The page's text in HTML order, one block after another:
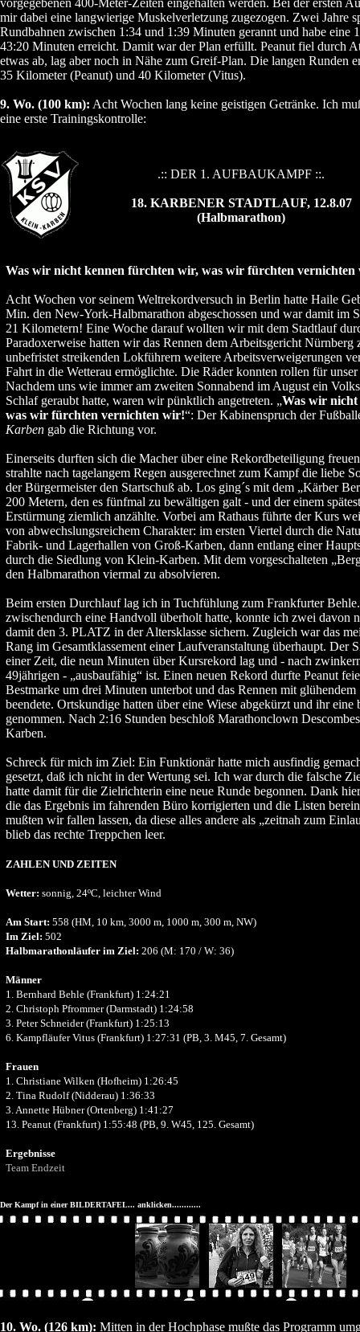
vorgegebenen 400-Meter-Zeiten eingehalten werden. Bei der ersten
mir dabei eine langwierige Muskelverletzung zugezogen. Zwei Jahre
Rundbahnen zwischen 1:34 und 1:39 Minuten gerannt und habe eine
43:20 Minuten erreicht. Damit war der Plan erfüllt. Peanut fiel durch
etwas ab, lag aber noch in Nähe zum Greif-Plan. Die langen Runden
35 Kilometer (Peanut) und 40 Kilometer (Vitus).
9. Wo. (100 km): Acht Wochen lang keine geistigen Getränke. Ich
eine erste Trainingskontrolle:
.:: DER 1. AUFBAUKAMPF ::.
18. KARBENER STADTLAUF, 12.8.07
(Halbmarathon)
Was wir nicht kennen fürchten wir, was wir fürchten
Acht Wochen vor seinem Weltrekordversuch in Berlin hatte Haile
Min. den New-York-Halbmarathon abgeschossen und war damit im
21 Kilometern! Eine Woche darauf wollten wir mit dem Stadtlauf
Paradoxerweise hatten wir das Rennen dem Arbeitsgericht Nürnberg
unbefristet streikenden Lokführern weitere Arbeitsverweigerungen
Fahrt in die Wetterau ermöglichte. Die Räder konnten rollen für
Nachdem uns wie immer am zweiten Sonnabend im August ein
Schlaf geraubt hatte, waren wir pünktlich angetreten. „Was wir
was wir fürchten vernichten wir!“: Der Kabinenspruch der
Karben gab die Richtung vor.
Einerseits durften sich die Macher über eine Rekordbeteiligung
strahlte nach tagelangem Regen ausgerechnet zum Kampf die liebe
der Bürgermeister den Startschuß ab. Los ging´s mit dem „Kärber
200 Metern, den es fünfmal zu bewältigen galt - und der einem
Erstürmung ziemlich anzählte. Vorbei am Rathaus führte der Kurs
von abwechslungsreichem Charakter: im ersten Viertel durch die
Fabrik- und Lagerhallen von Groß-Karben, dann entlang einer
durch die Siedlung von Klein-Karben. Mit dem vorgeschalteten
den Halbmarathon viermal zu absolvieren.
Beim ersten Durchlauf lag ich in Tuchfühlung zum Frankfurter
zwischendurch eine Handvoll überholt hatte, konnte ich zwei davon
damit den 3. PLATZ in der Altersklasse sichern. Zugleich war das
Rang im Gesamtklassement einer Laufveranstaltung überhaupt. Der
einer Zeit, die neun Minuten über Kursrekord lag und - nach
49jährigen - „ausbaufähig“ ist. Einen neuen Rekord durfte Peanut
Bestmarke um drei Minuten unterbot und das Rennen mit
beendete. Ortskundige hatten über eine Wiese abgekürzt und ihr eine
genommen. Nach 2:16 Stunden beschloß Marathonclown
Karben.
Schreck für mich im Ziel: Ein Funktionär hatte mich ausfindig
gesetzt, daß ich nicht in der Wertung sei. Ich war durch die falsche
hatte damit für die Zielrichterin eine neue Runde begonnen. Dank
die das Ergebnis im fahrenden Büro korrigierten und die Listen
mußten wir fallen lassen, da diese alles andere als „zeitnah zum
blieb das rechte Treppchen leer.
ZAHLEN UND ZEITEN
Wetter: sonnig, 24ºC, leichter Wind
Am Start: 558 (HM, 10 km, 3000 m, 1000 m, 300 m, NW)
Im Ziel: 502
Halbmarathonläufer im Ziel: 206 (M: 170 / W: 36)
Männer
1. Bernhard Behle (Frankfurt) 1:24:21
2. Christoph Pfrommer (Darmstadt) 1:24:58
3. Peter Schneider (Frankfurt) 1:25:13
6. Kampfläufer Vitus (Frankfurt) 1:27:31 (PB, 3. M45, 7. Gesamt)
Frauen
1. Christiane Wilken (Hofheim) 1:26:45
2. Tina Rudolf (Nidderau) 1:36:33
3. Annette Hübner (Ortenberg) 1:41:27
13. Peanut (Frankfurt) 1:55:48 (PB, 9. W45, 125. Gesamt)
Ergebnisse
Team Endzeit
Der Kampf in einer BILDERTAFEL... anklicken............
10. Wo. (126 km): Mitten in der Hochphase mußte das Programm